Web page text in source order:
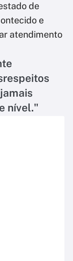
de
e
atendimento
nível."